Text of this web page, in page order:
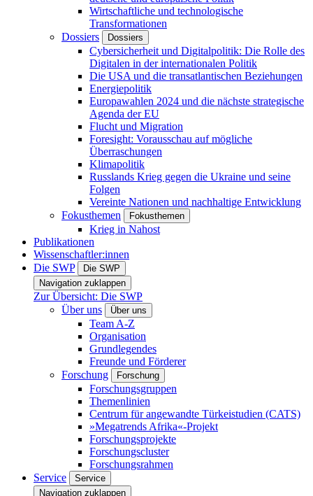
Wirtschaftliche und technologische
Transformationen
Dossiers
Dossiers
Cybersicherheit und Digitalpolitik: Die Rolle des
Digitalen in der internationalen Politik
Die USA und die transatlantischen Beziehungen
Energiepolitik
Europawahlen 2024 und die nächste strategische
Agenda der EU
Flucht und Migration
Foresight: Vorausschau auf mögliche
Überraschungen
Klimapolitik
Russlands Krieg gegen die Ukraine und seine
Folgen
Vereinte Nationen und nachhaltige Entwicklung
Fokusthemen
Fokusthemen
Krieg in Nahost
Publikationen
Wissenschaftler:innen
Die SWP
Die SWP
Navigation zuklappen
Zur Übersicht: Die SWP
Über uns
Über uns
Team A-Z
Organisation
Grundlegendes
Freunde und Förderer
Forschung
Forschung
Forschungsgruppen
Themenlinien
Centrum für angewandte Türkeistudien (CATS)
»Megatrends Afrika«-Projekt
Forschungsprojekte
Forschungscluster
Forschungsrahmen
Service
Service
Navigation zuklappen